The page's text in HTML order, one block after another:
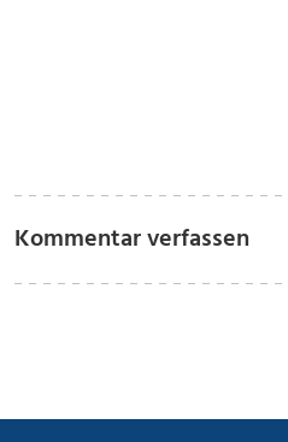
Kommentar verfassen